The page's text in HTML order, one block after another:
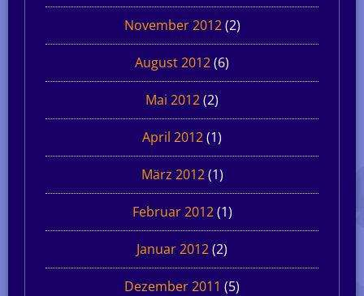
November 2012(2)
August 2012(6)
Mai 2012(2)
April 2012(1)
März 2012(1)
Februar 2012(1)
Januar 2012(2)
Dezember 2011 (5)